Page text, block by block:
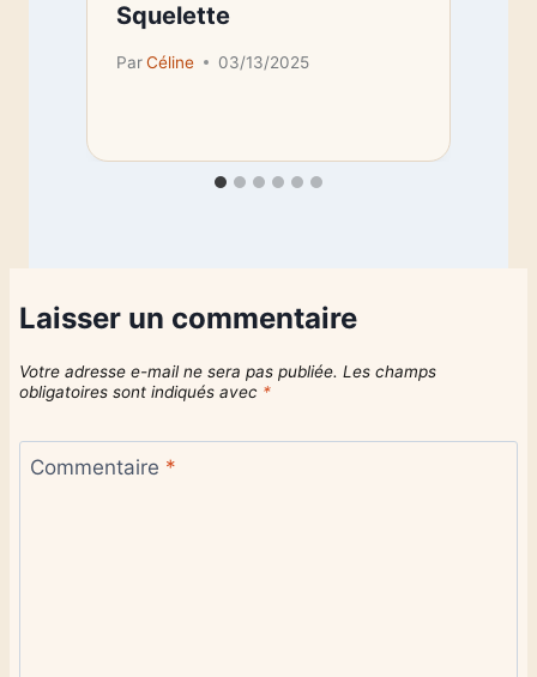
Squelette
ParCéline 03/13/2025
Laisser un commentaire
Votre adresse e-mail ne sera pas publiée. Les champs
obligatoires sont indiqués avec *
Commentaire *